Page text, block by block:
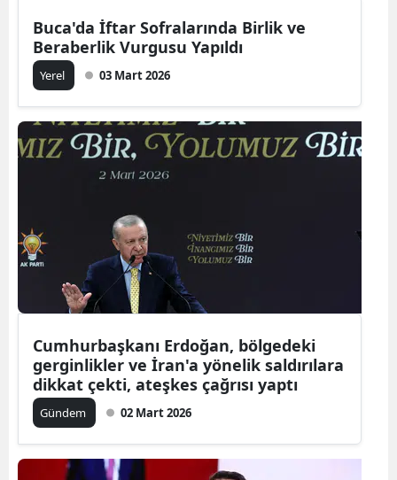
Buca'da İftar Sofralarında Birlik ve
Beraberlik Vurgusu Yapıldı
Yerel 03 Mart 2026
Cumhurbaşkanı Erdoğan, bölgedeki
gerginlikler ve İran'a yönelik saldırılara
dikkat çekti, ateşkes çağrısı yaptı
Gündem 02 Mart 2026